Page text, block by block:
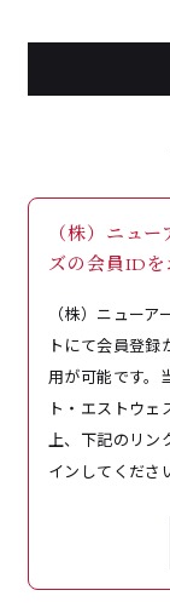
（株）ニュ
ズの会員ID
（株）ニュー
トにて会員登
用が可能です。
ト・エストウ
上、下記のリン
インしてくださ